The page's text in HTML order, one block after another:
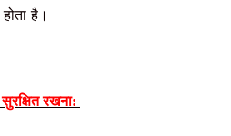
होता है।
सुरक्षित रखना: